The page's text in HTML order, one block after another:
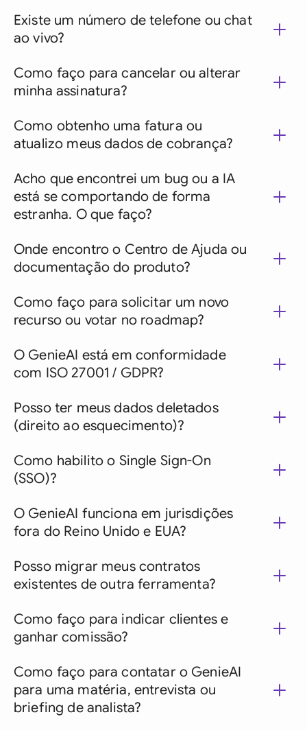
Existe um número de telefone ou chat
ao vivo?
Como faço para cancelar ou alterar
minha assinatura?
Como obtenho uma fatura ou
atualizo meus dados de cobrança?
Acho que encontrei um bug ou a IA
está se comportando de forma
estranha. O que faço?
Onde encontro o Centro de Ajuda ou
documentação do produto?
Como faço para solicitar um novo
recurso ou votar no roadmap?
O GenieAI está em conformidade
com ISO 27001 / GDPR?
Posso ter meus dados deletados
(direito ao esquecimento)?
Como habilito o Single Sign-On
(SSO)?
O GenieAI funciona em jurisdições
fora do Reino Unido e EUA?
Posso migrar meus contratos
existentes de outra ferramenta?
Como faço para indicar clientes e
ganhar comissão?
Como faço para contatar o GenieAI
para uma matéria, entrevista ou
briefing de analista?